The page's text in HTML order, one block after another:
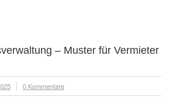
– Muster für Vermieter
0 Kommentare